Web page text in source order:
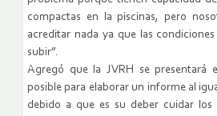
compactas en la piscinas, pero
acreditar nada ya que las
subir”.
Agregó que la JVRH se presentará
posible para elaborar un informe al
debido a que es su deber cuidar los